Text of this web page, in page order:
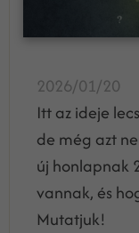
2026/01/20
Itt az ideje
de még azt
új honlapnak
vannak, és
Mutatjuk!